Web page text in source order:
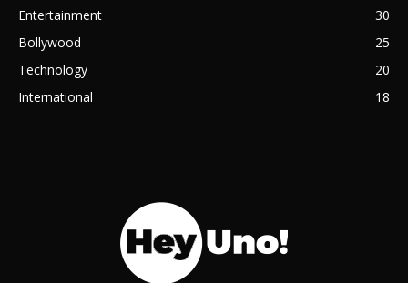
Entertainment
30
Bollywood
25
Technology
20
International
18